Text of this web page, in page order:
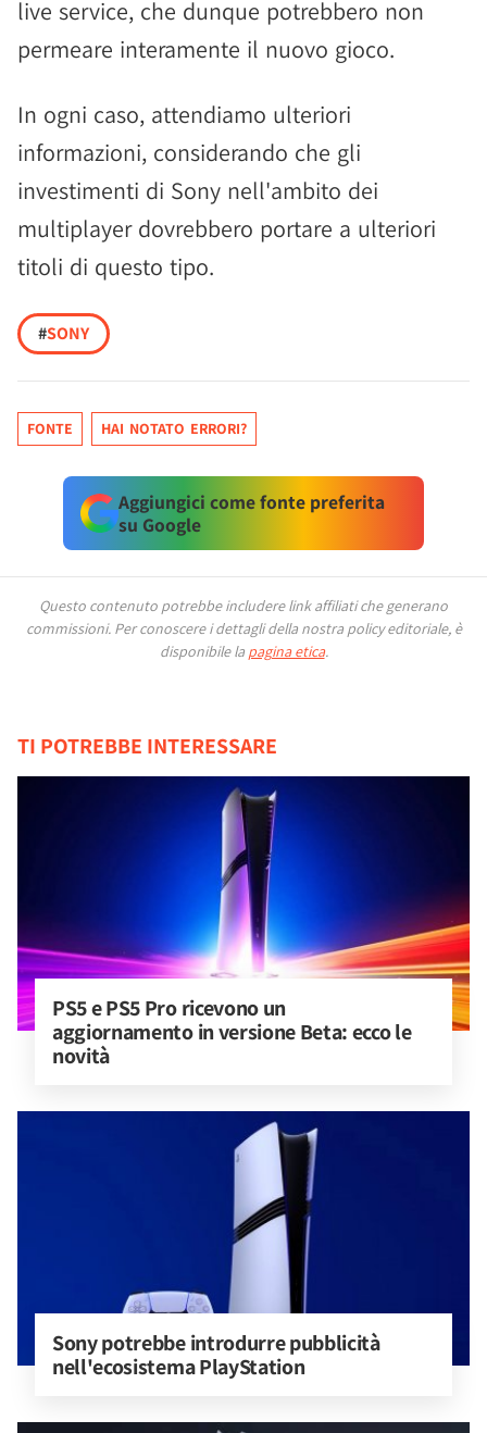
live service, che dunque potrebbero non
permeare interamente il nuovo gioco.
In ogni caso, attendiamo ulteriori
informazioni, considerando che gli
investimenti di Sony nell'ambito dei
multiplayer dovrebbero portare a ulteriori
titoli di questo tipo.
#SONY
FONTE HAI NOTATO ERRORI?
Aggiungici come fonte preferita
su Google
Questo contenuto potrebbe includere link affiliati che generano
commissioni. Per conoscere i dettagli della nostra policy editoriale, è
disponibile la pagina etica.
TI POTREBBE INTERESSARE
PS5 e PS5 Pro ricevono un
aggiornamento in versione Beta: ecco le
novità
Sony potrebbe introdurre pubblicità
nell'ecosistema PlayStation